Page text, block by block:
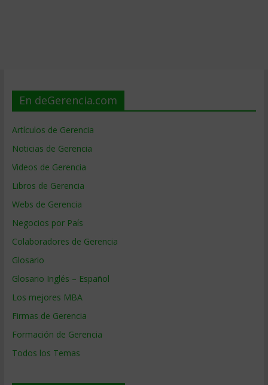
En deGerencia.com
Artículos de Gerencia
Noticias de Gerencia
Videos de Gerencia
Libros de Gerencia
Webs de Gerencia
Negocios por País
Colaboradores de Gerencia
Glosario
Glosario Inglés – Español
Los mejores MBA
Firmas de Gerencia
Formación de Gerencia
Todos los Temas